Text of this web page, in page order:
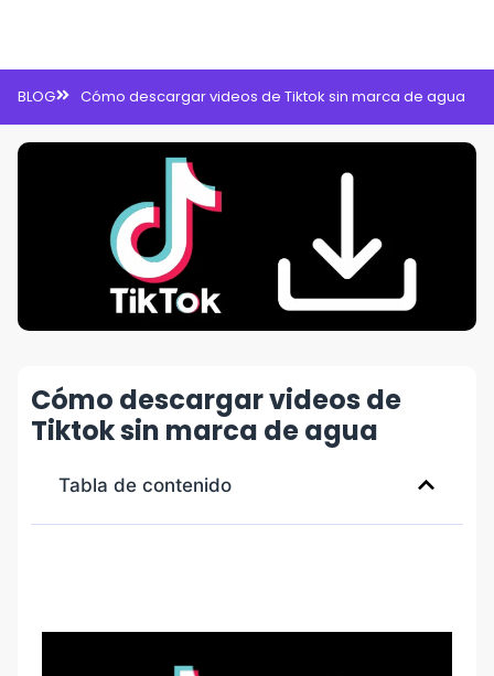
BLOG Cómo descargar videos de Tiktok sin marca de agua
Cómo descargar videos de
Tiktok sin marca de agua
Tabla de contenido